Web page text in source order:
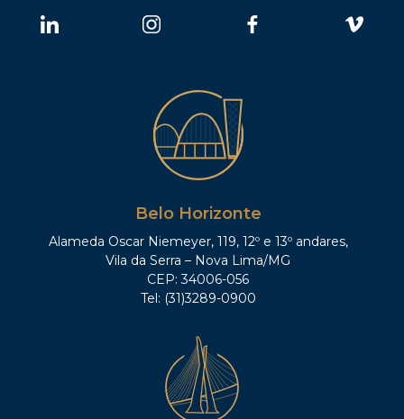
Belo Horizonte
Alameda Oscar Niemeyer, 119, 12º e 13º andares,
Vila da Serra – Nova Lima/MG
CEP: 34006-056
Tel: (31)3289-0900